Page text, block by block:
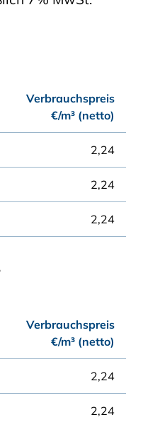
Verbrauchspreis
€/m³ (netto)
2,24
2,24
2,24
Verbrauchspreis
€/m³ (netto)
2,24
2,24